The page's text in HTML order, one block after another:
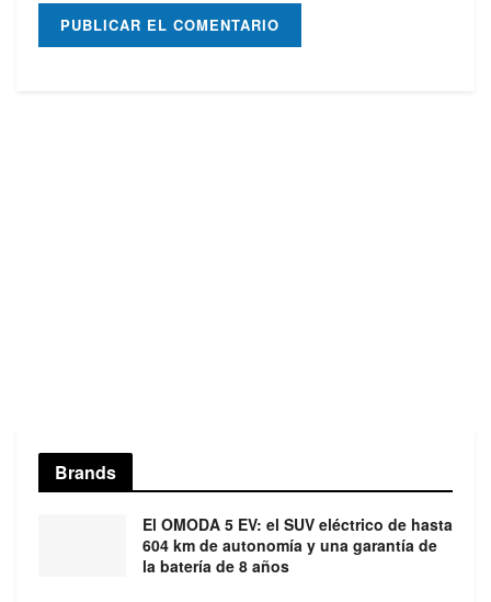
Brands
El OMODA 5 EV: el SUV eléctrico de hasta
604 km de autonomía y una garantía de
la batería de 8 años